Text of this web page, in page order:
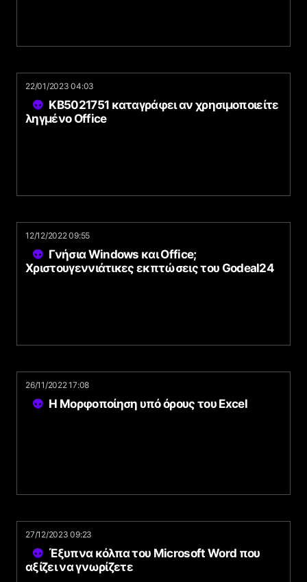
22/01/2023 04:03
KB5021751 καταγράφει αν χρησιμοποιείτε
ληγμένο Office
12/12/2022 09:55
Γνήσια Windows και Office;
Χριστουγεννιάτικες εκπτώσεις του Godeal24
26/11/2022 17:08
Η Μορφοποίηση υπό όρους του Excel
27/12/2023 09:23
Έξυπνα κόλπα του Microsoft Word που
αξίζει να γνωρίζετε